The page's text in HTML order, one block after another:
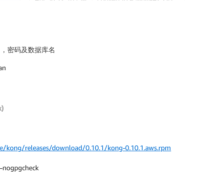
密码及数据库名
kong/releases/download/0.10.1/kong-0.10.1.aws.rpm